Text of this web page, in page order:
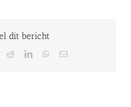
dit bericht
RedditLinkedInWhatsApp
E-